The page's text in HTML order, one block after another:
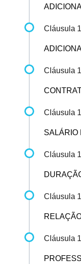
Cláusula
Cláusula
Cláusula
SALÁRIO
Cláusula
Cláusula
Cláusula